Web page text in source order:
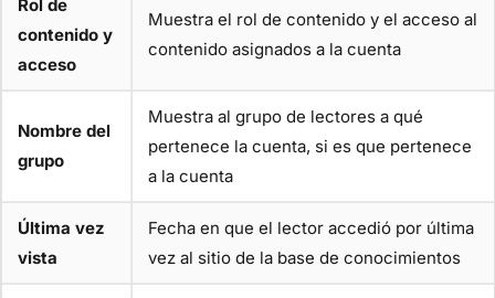
Rol de
contenido y
acceso
Muestra el rol de contenido y el acceso al
contenido asignados a la cuenta
Nombre del
grupo
Muestra al grupo de lectores a qué
pertenece la cuenta, si es que pertenece
a la cuenta
Última vez
vista
Fecha en que el lector accedió por última
vez al sitio de la base de conocimientos